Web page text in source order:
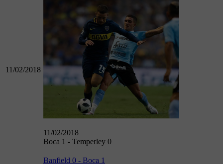
11/02/2018
11/02/2018
Boca 1 - Temperley 0
Banfield 0 - Boca 1